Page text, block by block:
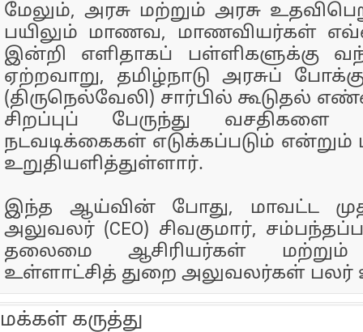
மேலும், அரசு மற்றும் அரசு
பயிலும் மாணவ, மாணவியர்கள்
இன்றி எளிதாகப் பள்ளிகளுக்கு
ஏற்றவாறு, தமிழ்நாடு அரசுப்
(திருநெல்வேலி) சார்பில் கூடுதல்
சிறப்புப் பேருந்து
நடவடிக்கைகள் எடுக்கப்படும் என்றும்
உறுதியளித்துள்ளார்.
இந்த ஆய்வின் போது, மாவட்ட
அலுவலர் (CEO) சிவகுமார்,
தலைமை ஆசிரியர்கள் மற்றும்
உள்ளாட்சித் துறை அலுவலர்கள் பலர்
மக்கள் கருத்து